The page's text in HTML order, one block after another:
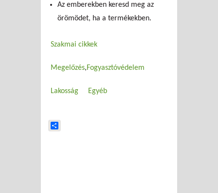
Az emberekben keresd meg az
örömödet, ha a termékekben.
Szakmai cikkek
Megelőzés Fogyasztóvédelem
Lakosság Egyéb